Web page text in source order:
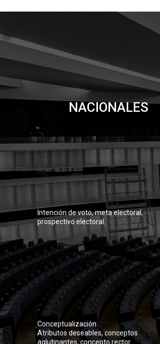
NACIONALES
Intención de voto, meta electoral,
prospectivo electoral.
Conceptualización
Atributos deseables, conceptos
aglutinantes, concepto rector.